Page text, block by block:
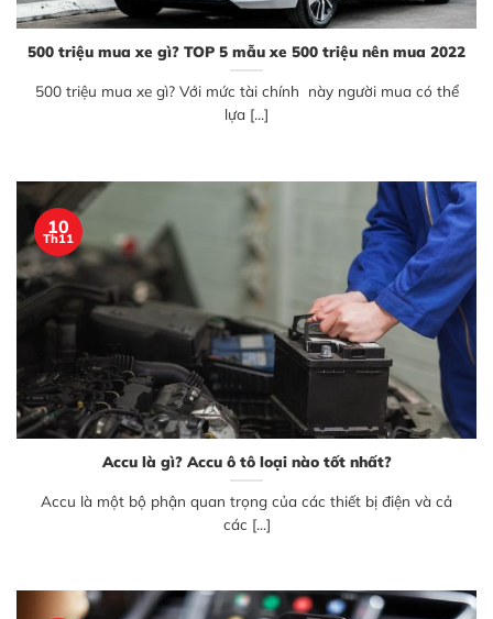
500 triệu mua xe gì? TOP 5 mẫu xe 500 triệu nên mua 2022
500 triệu mua xe gì? Với mức tài chính này người mua có thể
lựa [...]
Accu là gì? Accu ô tô loại nào tốt nhất?
Accu là một bộ phận quan trọng của các thiết bị điện và cả
các [...]
10
Th11